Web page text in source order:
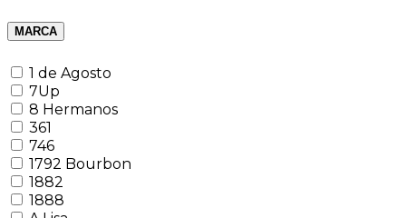
MARCA
1 de Agosto
7Up
8 Hermanos
361
746
1792 Bourbon
1882
1888